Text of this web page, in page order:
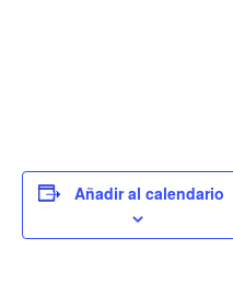
Añadir al calendario